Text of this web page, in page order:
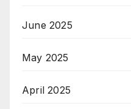
June 2025
May 2025
April 2025